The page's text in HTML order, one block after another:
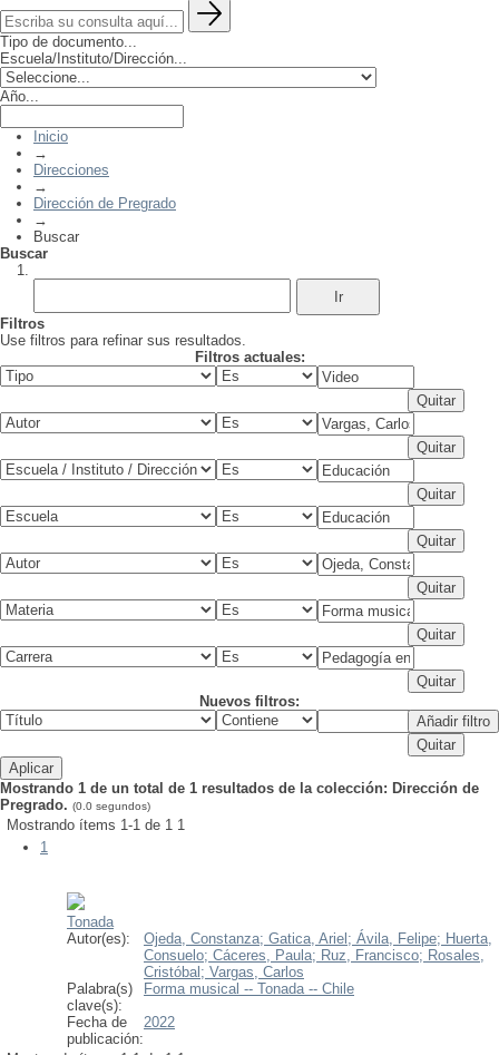
Tipo de documento...
Escuela/Instituto/Dirección...
Año...
Inicio
→
Direcciones
→
Dirección de Pregrado
→
Buscar
Buscar
Filtros
Use filtros para refinar sus resultados.
Filtros actuales:
Nuevos filtros:
Mostrando 1 de un total de 1 resultados de la colección: Dirección de
Pregrado. (0.0 segundos)
Mostrando ítems 1-1 de 1 1
1
Tonada
Autor(es):
Ojeda, Constanza; Gatica, Ariel; Ávila, Felipe; Huerta,
Consuelo; Cáceres, Paula; Ruz, Francisco; Rosales,
Cristóbal; Vargas, Carlos
Palabra(s)
clave(s):
Forma musical -- Tonada -- Chile
Fecha de
publicación:
2022